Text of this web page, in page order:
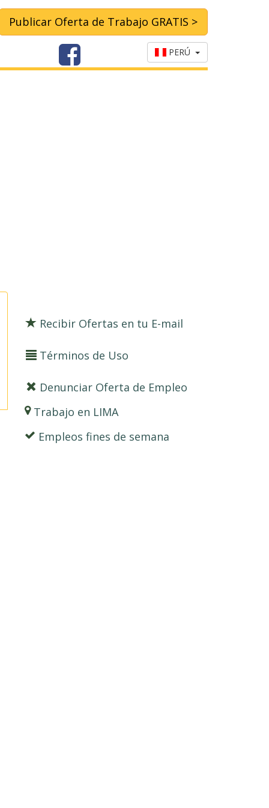
Publicar Oferta de Trabajo GRATIS >
PERÚ
Recibir Ofertas en tu E-mail
Términos de Uso
Denunciar Oferta de Empleo
Trabajo en LIMA
Empleos fines de semana